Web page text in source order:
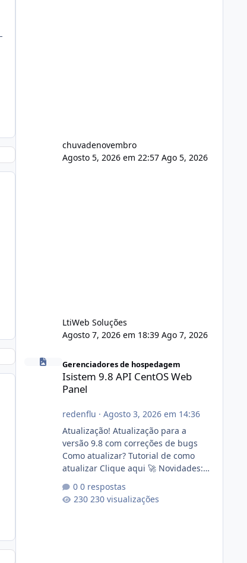
chuvadenovembro
Agosto 5, 2026 em 22:57 Ago 5, 2026
LtiWeb Soluções
Agosto 7, 2026 em 18:39 Ago 7, 2026
Isistem 9.8 API CentOS Web Panel
Gerenciadores de hospedagem
Isistem 9.8 API CentOS Web
Panel
redenflu · Agosto 3, 2026 em 14:36
Atualização! Atualização para a
versão 9.8 com correções de bugs
Como atualizar? Tutorial de como
atualizar Clique aqui 🚀 Novidades:
publico para consulta de sub.dominio
autorizado a usasr o isistem:
0 respostas
230 visualizações